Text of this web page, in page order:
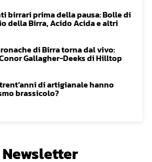
birrari prima della pausa: Bolle di
della Birra, Acido Acida e altri
di Birra torna dal vivo:
Gallagher-Deeks di Hilltop
di artigianale hanno
brassicolo?
Newsletter